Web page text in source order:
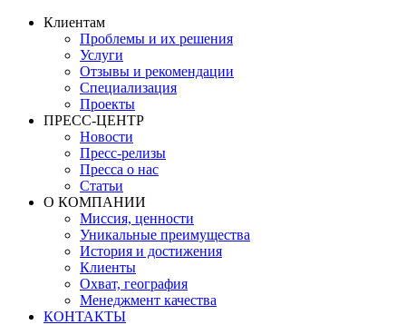
Клиентам
Проблемы и их решения
Услуги
Отзывы и рекомендации
Специализация
Проекты
ПРЕСС-ЦЕНТР
Новости
Пресс-релизы
Пресса о нас
Статьи
О КОМПАНИИ
Миссия, ценности
Уникальные преимущества
История и достижения
Клиенты
Охват, география
Менеджмент качества
КОНТАКТЫ